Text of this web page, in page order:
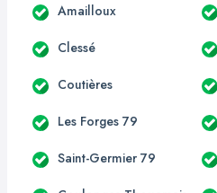
Amailloux
Clessé
Coutières
Les Forges 79
Saint-Germier 79